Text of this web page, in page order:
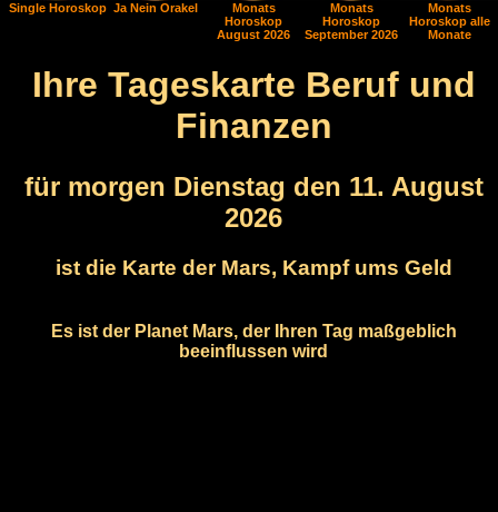
Single Horoskop Ja Nein Orakel
Monats
Horoskop
August 2026
Monats
Horoskop
September 2026
Monats
Horoskop alle
Monate
Ihre Tageskarte Beruf und
Finanzen
für morgen Dienstag den 11. August
2026
ist die Karte der Mars, Kampf ums Geld
Es ist der Planet Mars, der Ihren Tag maßgeblich
beeinflussen wird